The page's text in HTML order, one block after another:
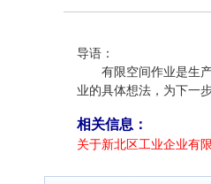
导语：
有限空间作业是生
业的具体想法，为下一
相关信息：
关于新北区工业企业有